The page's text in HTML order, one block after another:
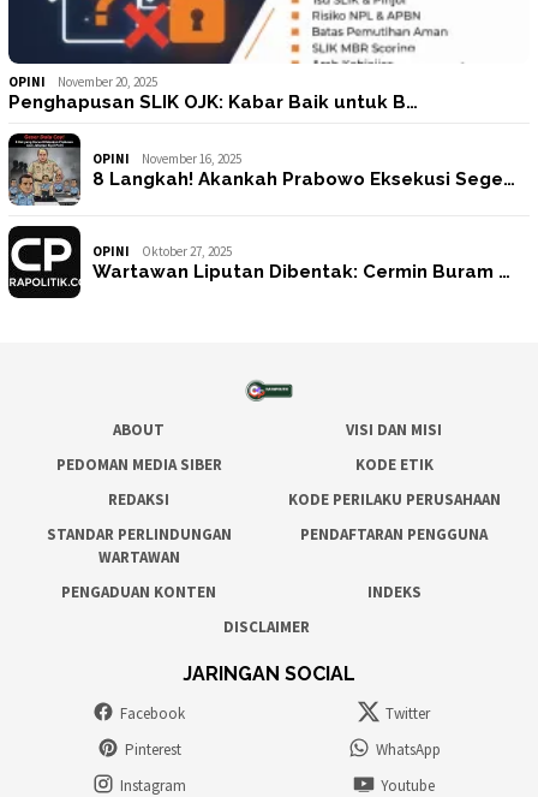
OPINI November 20, 2025
Penghapusan SLIK OJK: Kabar Baik untuk B…
OPINI November 16, 2025
8 Langkah! Akankah Prabowo Eksekusi Sege…
OPINI Oktober 27, 2025
Wartawan Liputan Dibentak: Cermin Buram …
ABOUT
VISI DAN MISI
PEDOMAN MEDIA SIBER
KODE ETIK
REDAKSI
KODE PERILAKU PERUSAHAAN
STANDAR PERLINDUNGAN
WARTAWAN
PENDAFTARAN PENGGUNA
PENGADUAN KONTEN
INDEKS
DISCLAIMER
JARINGAN SOCIAL
Facebook
Twitter
Pinterest
WhatsApp
Instagram
Youtube